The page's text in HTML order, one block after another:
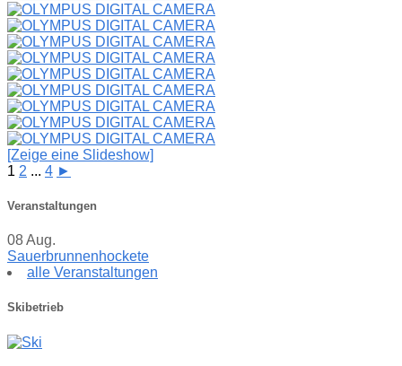
[Zeige eine Slideshow]
1 2 ... 4 ►
Veranstaltungen
08Aug.
Sauerbrunnenhockete
alle Veranstaltungen
Skibetrieb